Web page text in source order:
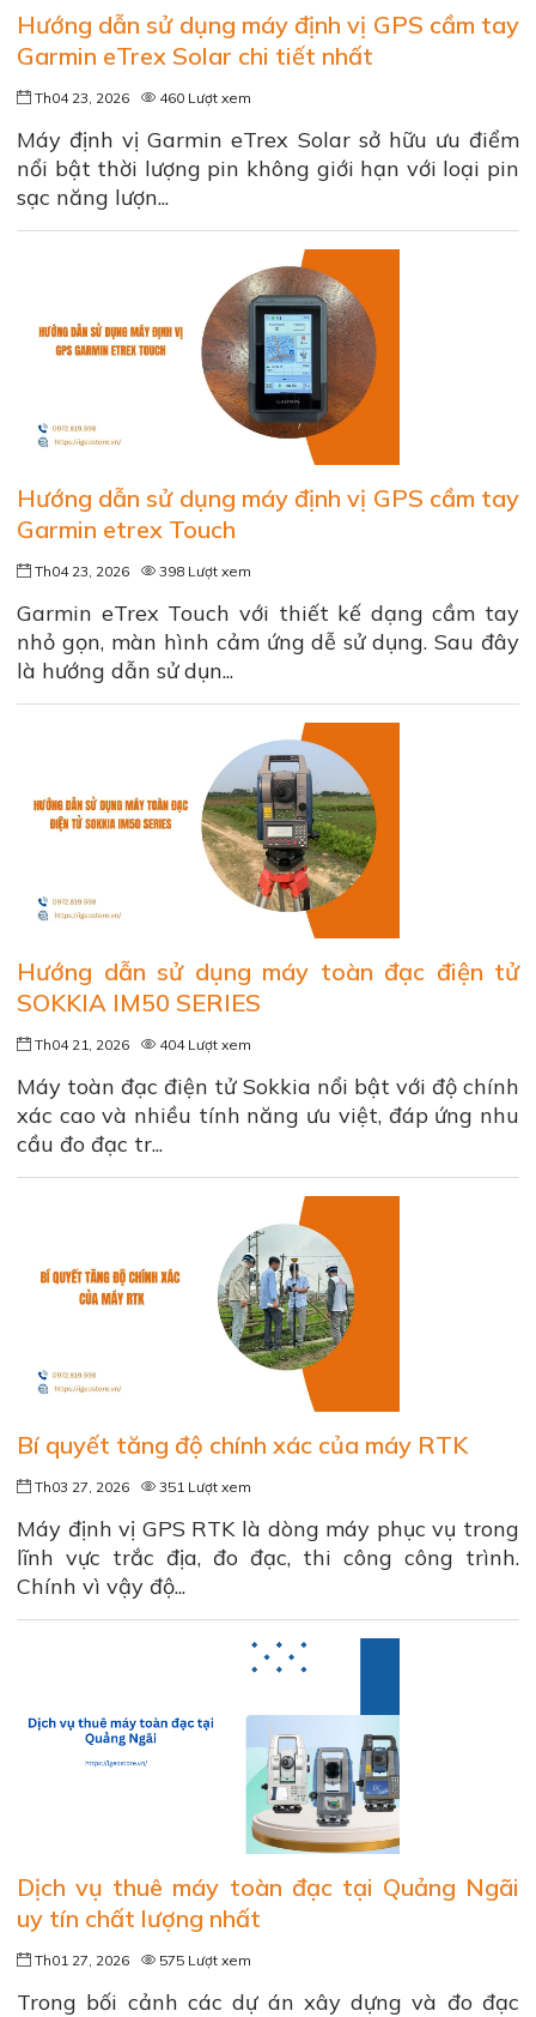
Hướng dẫn sử dụng máy định vị GPS cầm tay
Garmin eTrex Solar chi tiết nhất
Th04 23, 2026 460 Lượt xem
Máy định vị Garmin eTrex Solar sở hữu ưu điểm
nổi bật thời lượng pin không giới hạn với loại pin
sạc năng lượn...
Hướng dẫn sử dụng máy định vị GPS cầm tay
Garmin etrex Touch
Th04 23, 2026 398 Lượt xem
Garmin eTrex Touch với thiết kế dạng cầm tay
nhỏ gọn, màn hình cảm ứng dễ sử dụng. Sau đây
là hướng dẫn sử dụn...
Hướng dẫn sử dụng máy toàn đạc điện tử
SOKKIA IM50 SERIES
Th04 21, 2026 404 Lượt xem
Máy toàn đạc điện tử Sokkia nổi bật với độ chính
xác cao và nhiều tính năng ưu việt, đáp ứng nhu
cầu đo đạc tr...
Bí quyết tăng độ chính xác của máy RTK
Th03 27, 2026 351 Lượt xem
Máy định vị GPS RTK là dòng máy phục vụ trong
lĩnh vực trắc địa, đo đạc, thi công công trình.
Chính vì vậy độ...
Dịch vụ thuê máy toàn đạc tại Quảng Ngãi
uy tín chất lượng nhất
Th01 27, 2026 575 Lượt xem
Trong bối cảnh các dự án xây dựng và đo đạc